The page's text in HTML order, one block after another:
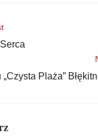
„Czysta Plaża”